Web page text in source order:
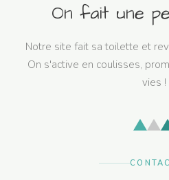
On fait une
Notre site fait sa toilette et
On s'active en coulisses,
vies !